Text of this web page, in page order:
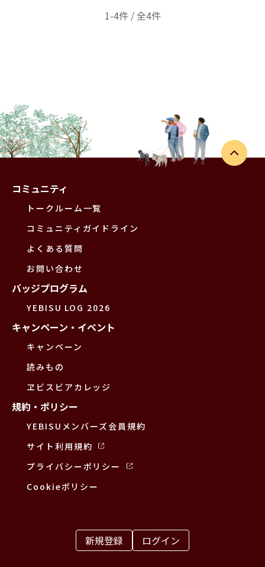
1-4件 / 全4件
コミュニティ
トークルーム一覧
コミュニティガイドライン
よくある質問
お問い合わせ
バッジプログラム
YEBISU LOG 2026
キャンペーン・イベント
キャンペーン
読みもの
ヱビスビアカレッジ
規約・ポリシー
YEBISUメンバーズ会員規約
サイト利用規約
プライバシーポリシー
Cookieポリシー
新規登録 ログイン